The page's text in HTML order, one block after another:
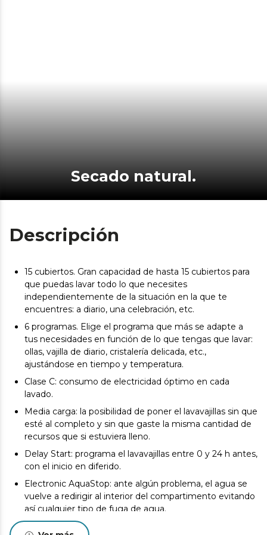
Secado natural.
Descripción
15 cubiertos. Gran capacidad de hasta 15 cubiertos para
que puedas lavar todo lo que necesites
independientemente de la situación en la que te
encuentres: a diario, una celebración, etc.
6 programas. Elige el programa que más se adapte a
tus necesidades en función de lo que tengas que lavar:
ollas, vajilla de diario, cristalería delicada, etc.,
ajustándose en tiempo y temperatura.
Clase C: consumo de electricidad óptimo en cada
lavado.
Media carga: la posibilidad de poner el lavavajillas sin que
esté al completo y sin que gaste la misma cantidad de
recursos que si estuviera lleno.
Delay Start: programa el lavavajillas entre 0 y 24 h antes,
con el inicio en diferido.
Electronic AquaStop: ante algún problema, el agua se
vuelve a redirigir al interior del compartimento evitando
así cualquier tipo de fuga de agua.
Dual Zone Wash: adapta una presión de agua distinta